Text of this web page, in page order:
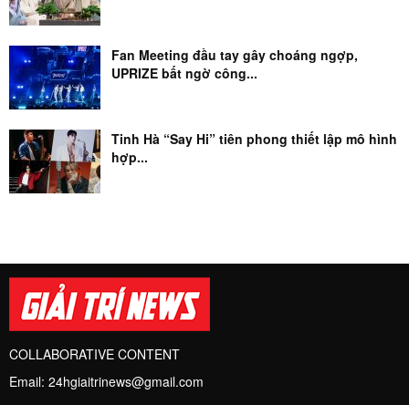
Fan Meeting đầu tay gây choáng ngợp,
UPRIZE bất ngờ công...
Tinh Hà “Say Hi” tiên phong thiết lập mô hình
hợp...
COLLABORATIVE CONTENT
Email: 24hgiaitrinews@gmail.com